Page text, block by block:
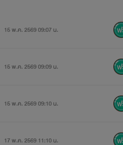
15 พ.ค. 2569 09:07 น.
15 พ.ค. 2569 09:09 น.
15 พ.ค. 2569 09:10 น.
17 พ.ค. 2569 11:10 น.